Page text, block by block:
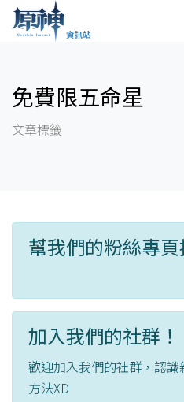
免費限五命星
文章標籤
幫我們的粉絲專頁
加入我們的社群！
歡迎加入我們的社群，認
方法XD